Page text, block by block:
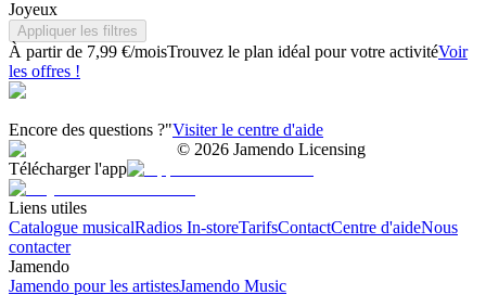
Joyeux
Appliquer les filtres
À partir de 7,99 €/moisTrouvez le plan idéal pour votre activitéVoir
les offres !
Encore des questions ?"Visiter le centre d'aide
© 2026 Jamendo Licensing
Télécharger l'app
Liens utiles
Catalogue musicalRadios In-storeTarifsContactCentre d'aideNous
contacter
Jamendo
Jamendo pour les artistesJamendo Music